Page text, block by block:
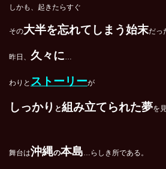
しかも、起きたらすぐ
その大半を忘れてしまう始末だっ
昨日、 久々に…
わりと ストーリーが
しっかり と組み立てられた夢を
舞台は沖縄の本島…らしき所である。